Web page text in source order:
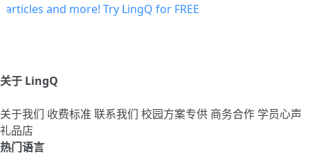
关于 LingQ
关于我们 收费标准 联系我们 校园方案专供 商务合作 学员心声
礼品店
热门语言